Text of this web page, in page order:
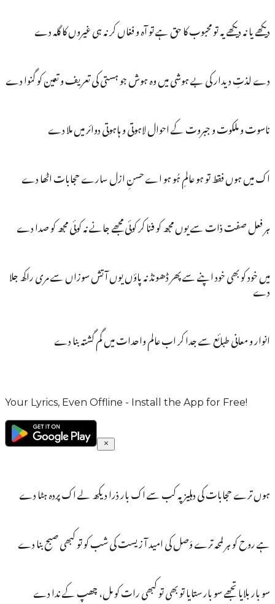
دیکھے یا نہ دیکھے یہ تو محبوب کا حق ہے تو آہ و فغاں کر نہ ہی غیروں کا گلہ دے
دے لذتِ دیدار کی بے ہوشی میں وہ ہوش جو ہستی کی تعریف و تعین کو گنوا دے
ناسوت و ملکوت و جبروت کے احوال لاہوتی و ہاہوتی دوائر میں ملا دے
اک میں ہوں فقط تو ہو عالمِ ہُو ہو اے حسنِ ازل سارے حجابات اٹھا دے
ہر فعل صفت ذات سے یوں مجھ کو فنا کر کوئی مجھے جانے نہ کوئی مجھ کو صدا دے
میں خود کو بھی خود اپنے سے پھر ڈھونڈ نہ پاؤں یوں آتش سوزاں سے مری راکھ جلا
دے
انوار و معانی طبائع سے جدا کر اب عالم واحدات میں گم گشتہ بنا دے
Your Lyrics, Even Offline - Install the App for Free!
ہوں ترے حجابات کی دہلیز پہ کب سے اک بار ذرا دیکھ لے اک پردہ ہٹا دے
ہے روح کو ہر لمحہ ترے وَصل کی امید آ زیست کی شب کو تو کبھی صبح بنا دے
سو بار بلایا تجھے سو بار ستایا تو بھی تو کبھی رات کو مل، چھپ کے ندا دے